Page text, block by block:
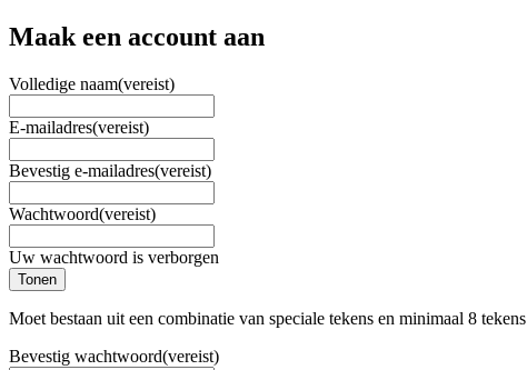
Maak een account aan
Volledige naam(vereist)
E-mailadres(vereist)
Bevestig e-mailadres(vereist)
Wachtwoord(vereist)
Uw wachtwoord is verborgen
Tonen
Moet bestaan uit een combinatie van speciale tekens en minimaal 8 tekens
Bevestig wachtwoord(vereist)